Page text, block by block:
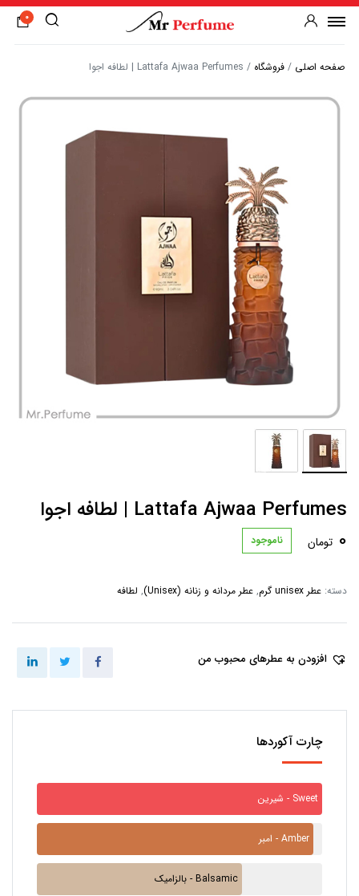
0
صفحه اصلی / فروشگاه / Lattafa Ajwaa Perfumes | لطافه اجوا
Lattafa Ajwaa Perfumes | لطافه اجوا
0 تومان ناموجود
دسته: عطر unisex گرم , عطر مردانه و زنانه (Unisex) , لطافه
افزودن به عطرهای محبوب من
چارت آکوردها
شیرین - Sweet
امبر - Amber
بالزامیک - Balsamic